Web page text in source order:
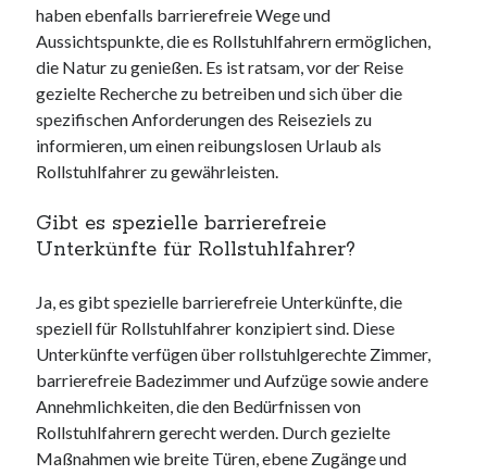
haben ebenfalls barrierefreie Wege und
Aussichtspunkte, die es Rollstuhlfahrern ermöglichen,
die Natur zu genießen. Es ist ratsam, vor der Reise
gezielte Recherche zu betreiben und sich über die
spezifischen Anforderungen des Reiseziels zu
informieren, um einen reibungslosen Urlaub als
Rollstuhlfahrer zu gewährleisten.
Gibt es spezielle barrierefreie
Unterkünfte für Rollstuhlfahrer?
Ja, es gibt spezielle barrierefreie Unterkünfte, die
speziell für Rollstuhlfahrer konzipiert sind. Diese
Unterkünfte verfügen über rollstuhlgerechte Zimmer,
barrierefreie Badezimmer und Aufzüge sowie andere
Annehmlichkeiten, die den Bedürfnissen von
Rollstuhlfahrern gerecht werden. Durch gezielte
Maßnahmen wie breite Türen, ebene Zugänge und